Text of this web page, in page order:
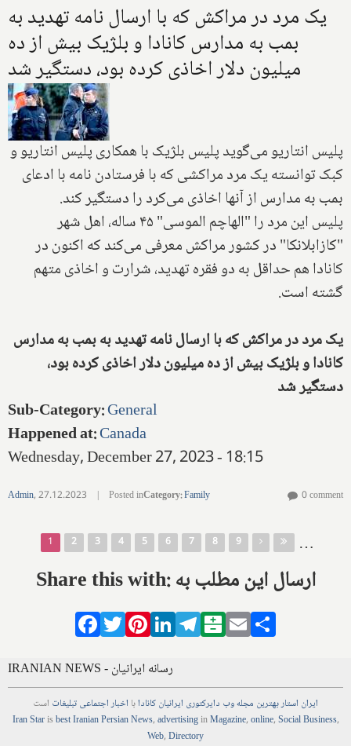
یک مرد در مراکش که با ارسال نامه تهدید به
بمب به مدارس کانادا و بلژیک بیش از ده
میلیون دلار اخاذی کرده بود، دستگیر شد
پلیس انتاریو می‌گوید پلیس بلژیک با همکاری پلیس انتاریو و
کبک توانسته یک مرد مراکشی که با فرستادن نامه با ادعای
بمب به مدارس از آنها اخاذی می‌کرد را دستگیر کند.
پلیس این مرد را "الهاچم الموسی" ۴۵ ساله، اهل شهر
"کازابلانکا" در کشور مراکش معرفی می‌کند که اکنون در
کانادا هم حداقل به دو فقره تهدید، شرارت و اخاذی متهم
گشته است.
یک مرد در مراکش که با ارسال نامه تهدید به بمب به مدارس
کانادا و بلژیک بیش از ده میلیون دلار اخاذی کرده بود،
دستگیر شد
Sub-Category:General
Happened at:Canada
Wednesday, December 27, 2023 - 18:15
Admin,27.12.2023 | Posted inCategory:Family 0 comment
Pages
1 2 3 4 5 6 7 8 9 …
Share this with: ارسال این مطلب به
Facebook
TwitterPinterestLinkedIn
Telegram
Balatarin
Email
IRANIAN NEWS - رسانه ایرانیان
ایران استاربهترین مجلهوب دایرکتوری ایرانیان کانادابا اخباراجتماعیتبلیغات است
Iran Starisbest Iranian PersianNews,advertisinginMagazine,online,Social Business,
Web,Directory